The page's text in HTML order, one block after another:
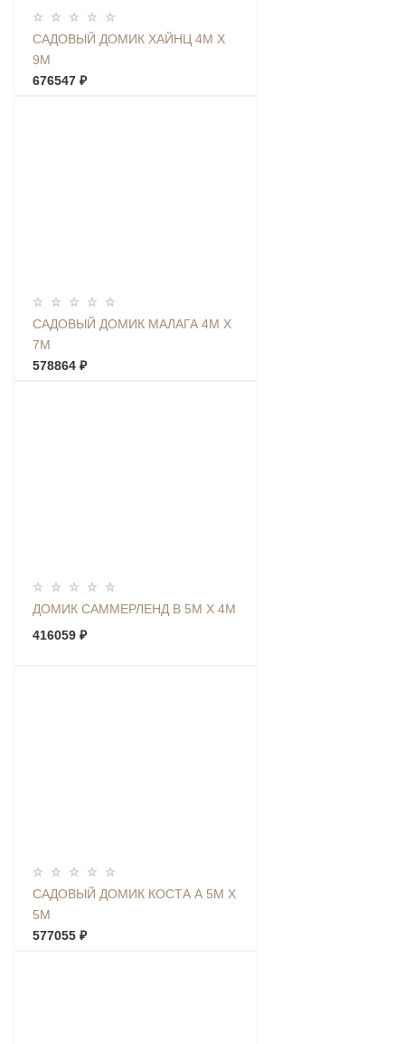
САДОВЫЙ ДОМИК ХАЙНЦ 4М Х
9М
676547 ₽
САДОВЫЙ ДОМИК МАЛАГА 4М Х
7М
578864 ₽
ДОМИК САММЕРЛЕНД В 5М Х 4М
416059 ₽
САДОВЫЙ ДОМИК КОСТА А 5М Х
5М
577055 ₽